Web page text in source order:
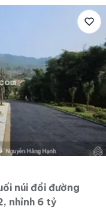
núi đồi đường
nhỉnh 6 tỷ